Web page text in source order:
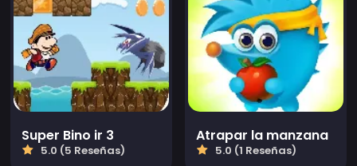
Super Bino ir 3
5.0 (5 Reseñas)
Atrapar la manzana
5.0 (1 Reseñas)